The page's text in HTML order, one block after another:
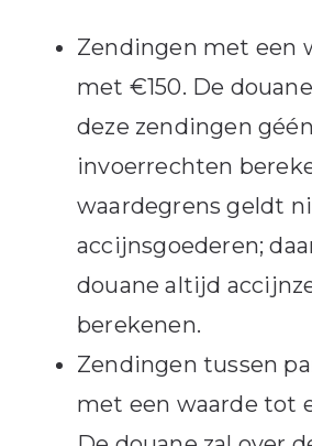
Zendingen met een
met €150. De
deze zendingen géén
invoerrechten
waardegrens geldt
accijnsgoederen;
douane altijd
berekenen.
Zendingen tussen
met een waarde tot